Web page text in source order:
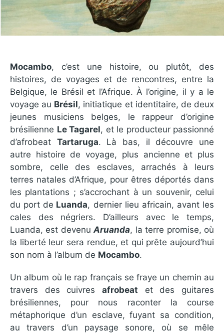
Mocambo, c’est une histoire, ou plutôt, des
histoires, de voyages et de rencontres, entre la
Belgique, le Brésil et l’Afrique. À l’origine, il y a le
voyage au Brésil, initiatique et identitaire, de deux
jeunes musiciens belges, le rappeur d’origine
brésilienne Le Tagarel, et le producteur passionné
d’afrobeat Tartaruga. Là bas, il découvre une
autre histoire de voyage, plus ancienne et plus
sombre, celle des esclaves, arrachés à leurs
terres natales d’Afrique, pour êtres déportés dans
les plantations ; s’accrochant à un souvenir, celui
du port de Luanda, dernier lieu africain, avant les
cales des négriers. D’ailleurs avec le temps,
Luanda, est devenuAruanda, la terre promise, où
la liberté leur sera rendue, et qui prête aujourd’hui
son nom à l’album de Mocambo.
Un album où le rap français se fraye un chemin au
travers des cuivres afrobeat et des guitares
brésiliennes, pour nous raconter la course
métaphorique d’un esclave, fuyant sa condition,
au travers d’un paysage sonore, où se mêle